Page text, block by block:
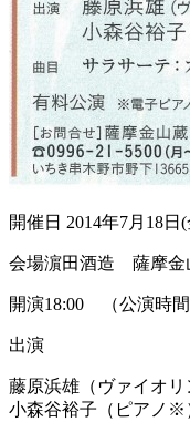
開催日 2014年7月18日
会場濵田酒造 薩摩金
開演18:00 （公演時間
出演
藤原浜雄（ヴァイオリ
小森谷裕子（ピアノ※